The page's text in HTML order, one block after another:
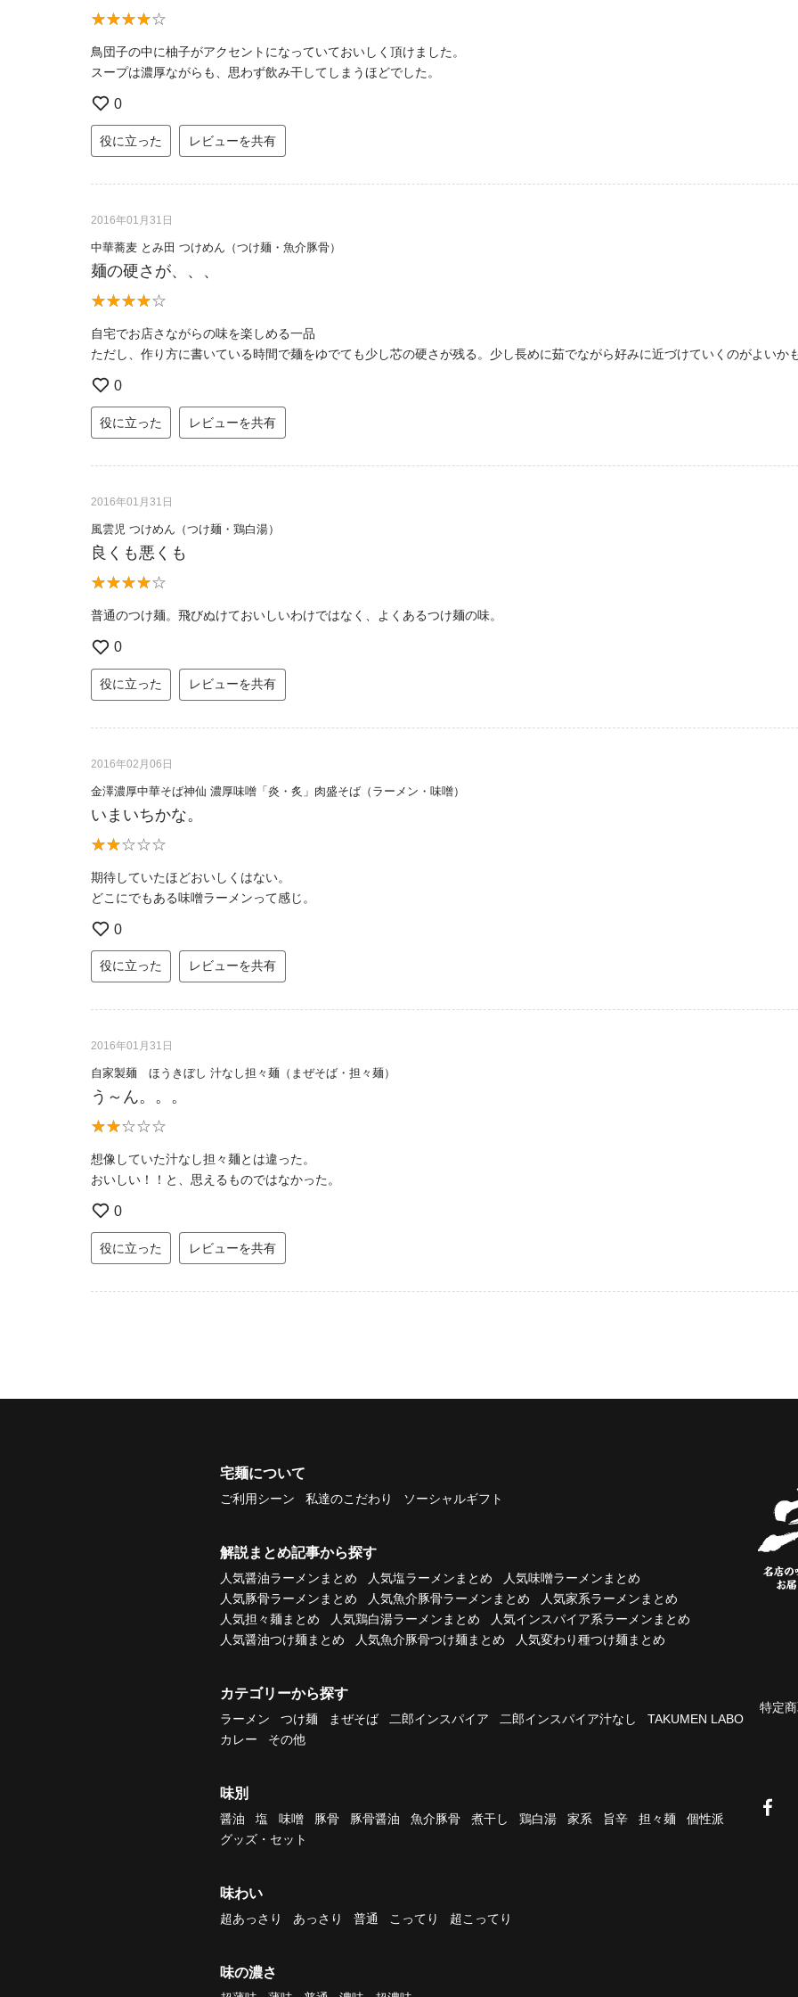
鳥団子の中に柚子がアクセントになっていておいしく頂けました。
スープは濃厚ながらも、思わず飲み干してしまうほどでした。
0
役に立った レビューを共有
2016年01月31日
中華蕎麦 とみ田 つけめん（つけ麺・魚介豚骨）
麺の硬さが、、、
自宅でお店さながらの味を楽しめる一品
ただし、作り方に書いている時間で麺をゆでても少し芯の硬さが残る。少し長めに茹でながら好みに近づけていくのがよいか
0
役に立った レビューを共有
2016年01月31日
風雲児 つけめん（つけ麺・鶏白湯）
良くも悪くも
普通のつけ麺。飛びぬけておいしいわけではなく、よくあるつけ麺の味。
0
役に立った レビューを共有
2016年02月06日
金澤濃厚中華そば神仙 濃厚味噌「炎・炙」肉盛そば（ラーメン・味噌）
いまいちかな。
期待していたほどおいしくはない。
どこにでもある味噌ラーメンって感じ。
0
役に立った レビューを共有
2016年01月31日
自家製麺 ほうきぼし 汁なし担々麺（まぜそば・担々麺）
う～ん。。。
想像していた汁なし担々麺とは違った。
おいしい！！と、思えるものではなかった。
0
役に立った レビューを共有
宅麺について
ご利用シーン 私達のこだわり ソーシャルギフト
解説まとめ記事から探す
人気醤油ラーメンまとめ 人気塩ラーメンまとめ
人気味噌ラーメンまとめ
人気豚骨ラーメンまとめ
人気魚介豚骨ラーメンまとめ
人気家系ラーメンまとめ
人気担々麺まとめ
人気鶏白湯ラーメンまとめ
人気インスパイア系ラーメンまとめ
人気醤油つけ麺まとめ
人気魚介豚骨つけ麺まとめ 人気変わり種つけ麺まとめ
カテゴリーから探す
ラーメン つけ麺 まぜそば 二郎インスパイア 二郎インスパイア汁なし
TAKUMEN LABO
カレー
その他
味別
醤油 塩 味噌 豚骨 豚骨醤油 魚介豚骨 煮干し 鶏白湯 家系 旨辛 担々麺
個性派
グッズ・セット
味わい
超あっさり あっさり 普通 こってり 超こってり
味の濃さ
特定